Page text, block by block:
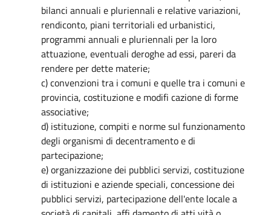
bilanci annuali e pluriennali e relative variazioni,
rendiconto, piani territoriali ed urbanistici,
programmi annuali e pluriennali per la loro
attuazione, eventuali deroghe ad essi, pareri da
rendere per dette materie;
c) convenzioni tra i comuni e quelle tra i comuni e
provincia, costituzione e modifi cazione di forme
associative;
d) istituzione, compiti e norme sul funzionamento
degli organismi di decentramento e di
partecipazione;
e) organizzazione dei pubblici servizi, costituzione
di istituzioni e aziende speciali, concessione dei
pubblici servizi, partecipazione dell'ente locale a